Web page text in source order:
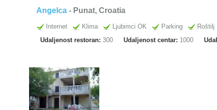
Angelca - Punat, Croatia
Internet Klima Ljubimci OK Parking
Roštilj
Udaljenost restoran: 300 Udaljenost centar: 1000